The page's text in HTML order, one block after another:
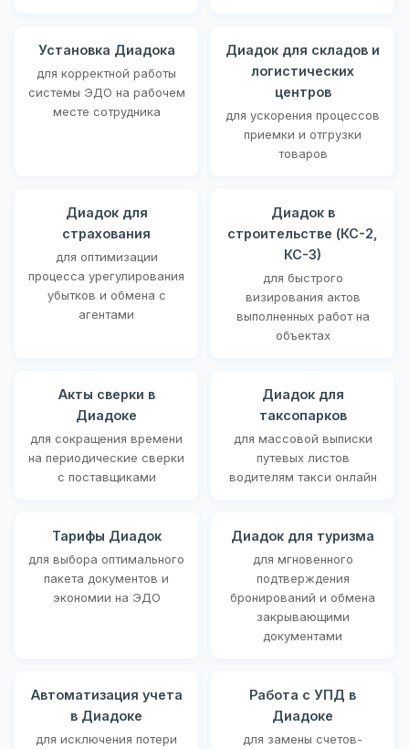
Установка Диадока
для корректной работы
системы ЭДО на рабочем
месте сотрудника
Диадок для складов и
логистических
центров
для ускорения процессов
приемки и отгрузки
товаров
Диадок для
страхования
для оптимизации
процесса урегулирования
убытков и обмена с
агентами
Диадок в
строительстве (КС-2,
КС-3)
для быстрого
визирования актов
выполненных работ на
объектах
Акты сверки в
Диадоке
для сокращения времени
на периодические сверки
с поставщиками
Диадок для
таксопарков
для массовой выписки
путевых листов
водителям такси онлайн
Тарифы Диадок
для выбора оптимального
пакета документов и
экономии на ЭДО
Диадок для туризма
для мгновенного
подтверждения
бронирований и обмена
закрывающими
документами
Автоматизация учета
в Диадоке
для исключения потери
Работа с УПД в
Диадоке
для замены счетов-